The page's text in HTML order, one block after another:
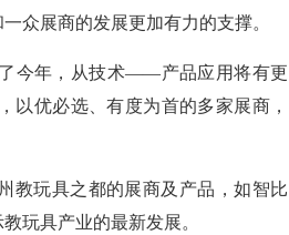
众展商的发展更加有力的支撑。
今年，从技术——产品应用将有更
以优必选、有度为首的多家展商，
教玩具之都的展商及产品，如智比
玩具产业的最新发展。